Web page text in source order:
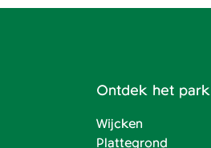
Ontdek het park
Wijcken
Plattegrond